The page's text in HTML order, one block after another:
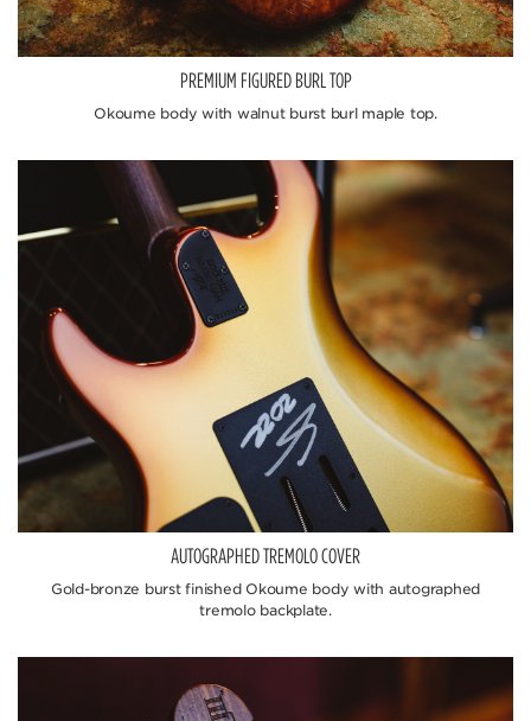
PREMIUM FIGURED BURL TOP
Okoume body with walnut burst burl maple top.
AUTOGRAPHED TREMOLO COVER
Gold-bronze burst finished Okoume body with autographed
tremolo backplate.